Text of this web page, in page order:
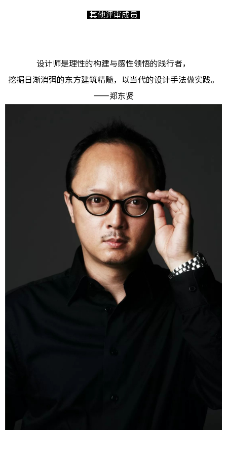
其他评审成员
设计师是理性的构建与感性领悟的践行者，
挖掘日渐消弭的东方建筑精髓，以当代的设计手法做实践。
——郑东贤